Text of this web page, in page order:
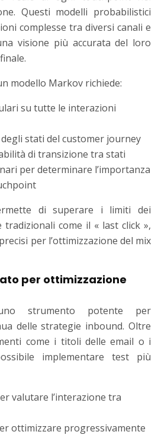
Questi modelli probabilistici
complesse tra diversi canali e
visione più accurata del loro
modello Markov richiede:
su tutte le interazioni
stati del customer journey
di transizione tra stati
per determinare l’importanza
di superare i limiti dei
come il « last click »,
per l’ottimizzazione del mix
per ottimizzazione
strumento potente per
delle strategie inbound. Oltre
come i titoli delle email o i
implementare test più
valutare l’interazione tra
ottimizzare progressivamente